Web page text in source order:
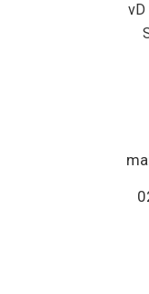
vD